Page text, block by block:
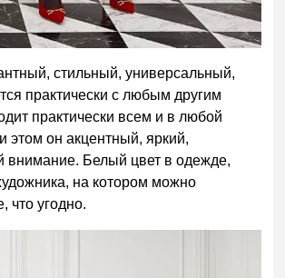
стильный, универсальный,
практически с любым другим
практически всем и в любой
этом он акцентный, яркий,
внимание. Белый цвет в одежде,
на котором можно
что угодно.